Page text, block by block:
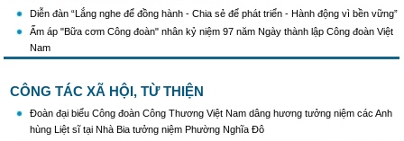
(28/7/1929 - 28/7/2026)
Khẩu hiệu tuyên truyền trong nhiệm kỳ Đại hội XIV của Đảng
công tác phòng, chống buôn lậu, vận chuyển, sản xuất, mua bán, tàng trữ, sử dụng
Diễn đàn “Lắng nghe để đồng hành - Chia sẻ để phát triển - Hành động vì bền vững”
Ấm áp "Bữa cơm Công đoàn" nhân kỷ niệm 97 năm Ngày thành lập Công đoàn Việt
Nam
CÔNG TÁC XÃ HỘI, TỪ THIỆN
Đoàn đại biểu Công đoàn Công Thương Việt Nam dâng hương tưởng niệm các Anh
hùng Liệt sĩ tại Nhà Bia tưởng niệm Phường Nghĩa Đô